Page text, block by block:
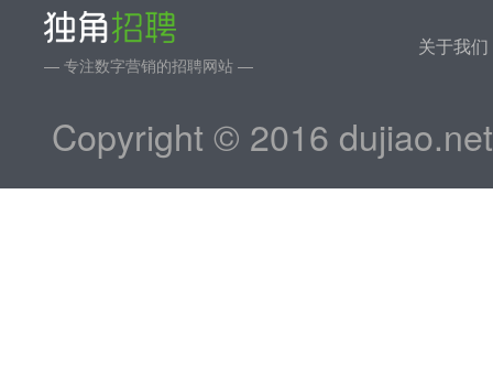
— 专注数字营销的招聘网站 —
关于我们
Copyright © 2016